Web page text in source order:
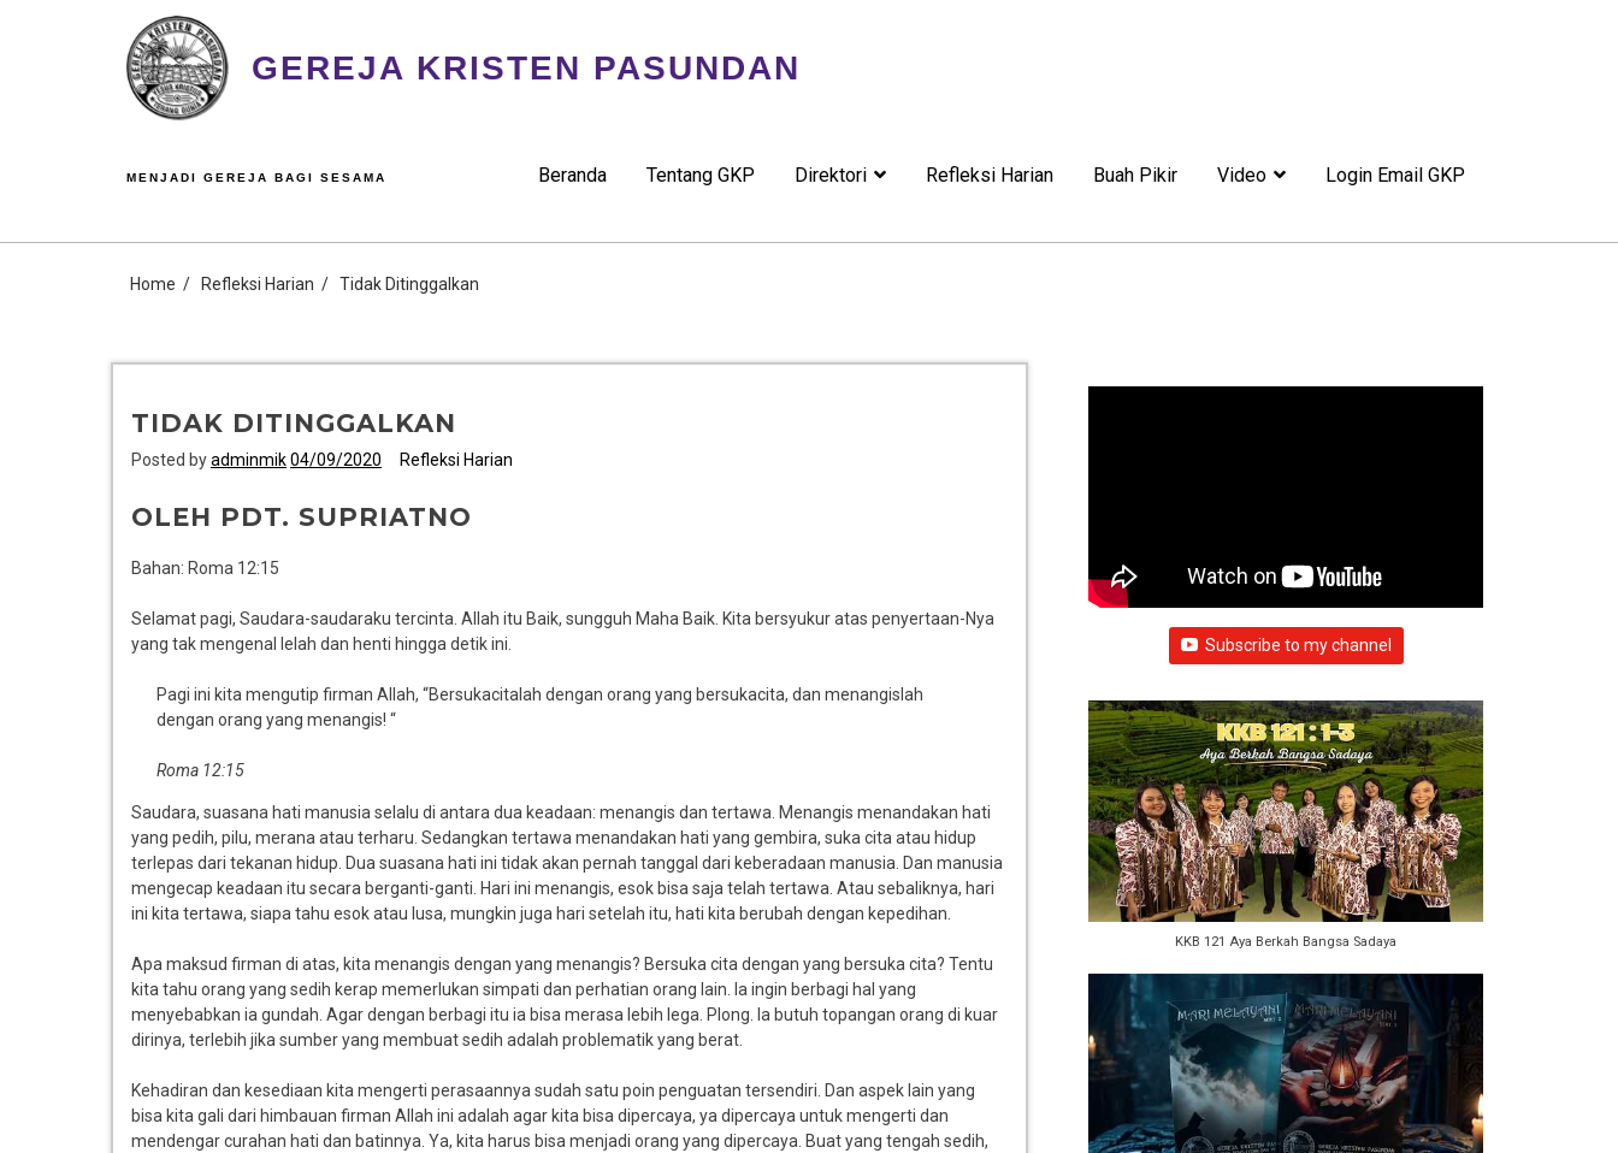
GEREJA KRISTEN PASUNDAN
Beranda Tentang GKP Direktori Refleksi Harian Buah Pikir Video Login Email GKP
MENJADI GEREJA BAGI SESAMA
Home Refleksi Harian Tidak Ditinggalkan
TIDAK DITINGGALKAN
Posted byadminmik04/09/2020 Refleksi Harian
OLEH PDT. SUPRIATNO
Bahan: Roma 12:15
Selamat pagi, Saudara-saudaraku tercinta. Allah itu Baik, sungguh Maha Baik. Kita bersyukur atas penyertaan-Nya
yang tak mengenal lelah dan henti hingga detik ini.
Pagi ini kita mengutip firman Allah, “Bersukacitalah dengan orang yang bersukacita, dan menangislah
dengan orang yang menangis! “
Roma 12:15
Saudara, suasana hati manusia selalu di antara dua keadaan: menangis dan tertawa. Menangis menandakan hati
yang pedih, pilu, merana atau terharu. Sedangkan tertawa menandakan hati yang gembira, suka cita atau hidup
terlepas dari tekanan hidup. Dua suasana hati ini tidak akan pernah tanggal dari keberadaan manusia. Dan manusia
mengecap keadaan itu secara berganti-ganti. Hari ini menangis, esok bisa saja telah tertawa. Atau sebaliknya, hari
ini kita tertawa, siapa tahu esok atau lusa, mungkin juga hari setelah itu, hati kita berubah dengan kepedihan.
Apa maksud firman di atas, kita menangis dengan yang menangis? Bersuka cita dengan yang bersuka cita? Tentu
kita tahu orang yang sedih kerap memerlukan simpati dan perhatian orang lain. Ia ingin berbagi hal yang
menyebabkan ia gundah. Agar dengan berbagi itu ia bisa merasa lebih lega. Plong. Ia butuh topangan orang di kuar
dirinya, terlebih jika sumber yang membuat sedih adalah problematik yang berat.
Kehadiran dan kesediaan kita mengerti perasaannya sudah satu poin penguatan tersendiri. Dan aspek lain yang
bisa kita gali dari himbauan firman Allah ini adalah agar kita bisa dipercaya, ya dipercaya untuk mengerti dan
mendengar curahan hati dan batinnya. Ya, kita harus bisa menjadi orang yang dipercaya. Buat yang tengah sedih,
Subscribe to my channel
KKB 121 Aya Berkah Bangsa Sadaya